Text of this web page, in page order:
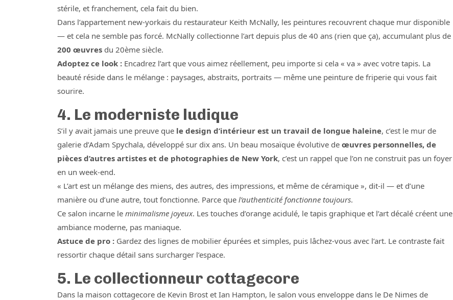
stérile, et franchement, cela fait du bien.
Dans l’appartement new-yorkais du restaurateur Keith McNally, les peintures recouvrent chaque mur disponible
— et cela ne semble pas forcé. McNally collectionne l’art depuis plus de 40 ans (rien que ça), accumulant plus de
200 œuvres du 20ème siècle.
Adoptez ce look : Encadrez l’art que vous aimez réellement, peu importe si cela « va » avec votre tapis. La
beauté réside dans le mélange : paysages, abstraits, portraits — même une peinture de friperie qui vous fait
sourire.
4. Le moderniste ludique
S’il y avait jamais une preuve que le design d’intérieur est un travail de longue haleine, c’est le mur de
galerie d’Adam Spychala, développé sur dix ans. Un beau mosaïque évolutive de œuvres personnelles, de
pièces d’autres artistes et de photographies de New York, c’est un rappel que l’on ne construit pas un foyer
en un week-end.
« L’art est un mélange des miens, des autres, des impressions, et même de céramique », dit-il — et d’une
manière ou d’une autre, tout fonctionne. Parce que l’authenticité fonctionne toujours.
Ce salon incarne le minimalisme joyeux. Les touches d’orange acidulé, le tapis graphique et l’art décalé créent une
ambiance moderne, pas maniaque.
Astuce de pro : Gardez des lignes de mobilier épurées et simples, puis lâchez-vous avec l’art. Le contraste fait
ressortir chaque détail sans surcharger l’espace.
5. Le collectionneur cottagecore
Dans la maison cottagecore de Kevin Brost et Ian Hampton, le salon vous enveloppe dans le De Nimes de